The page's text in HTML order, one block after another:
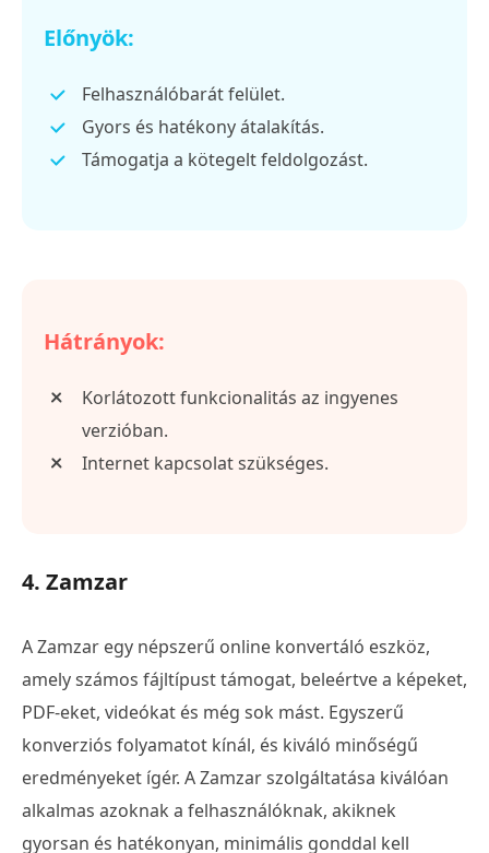
Előnyök:
Felhasználóbarát felület.
Gyors és hatékony átalakítás.
Támogatja a kötegelt feldolgozást.
Hátrányok:
Korlátozott funkcionalitás az ingyenes
verzióban.
Internet kapcsolat szükséges.
4. Zamzar
A Zamzar egy népszerű online konvertáló eszköz,
amely számos fájltípust támogat, beleértve a képeket,
PDF-eket, videókat és még sok mást. Egyszerű
konverziós folyamatot kínál, és kiváló minőségű
eredményeket ígér. A Zamzar szolgáltatása kiválóan
alkalmas azoknak a felhasználóknak, akiknek
gyorsan és hatékonyan, minimális gonddal kell